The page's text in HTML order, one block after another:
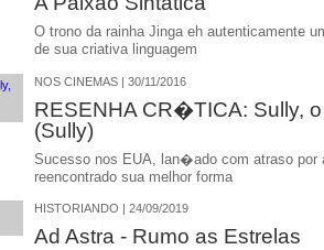
O trono da rainha Jinga eh autenticamente
de sua criativa linguagem
NOS CINEMAS | 30/11/2016
RESENHA CR�TICA: Sully,
(Sully)
Sucesso nos EUA, lan�ado com atraso por
reencontrado sua melhor forma
HISTORIANDO | 24/09/2019
Ad Astra - Rumo as Estrelas